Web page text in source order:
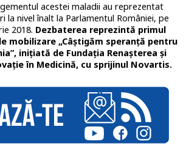
acestei maladii au reprezentat
la nivel înalt la Parlamentul României, pe
2018. Dezbaterea reprezintă primul
mobilizare „Câștigăm speranță pentru
inițiată de Fundația Renașterea și
în Medicină, cu sprijinul Novartis.